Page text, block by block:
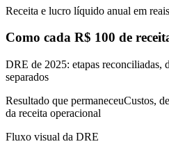
Receita e lucro líquido anual em reais
Como cada R$ 100 de
DRE de 2025: etapas reconciliadas,
separados
Resultado que permaneceuCustos,
da receita operacional
Fluxo visual da DRE